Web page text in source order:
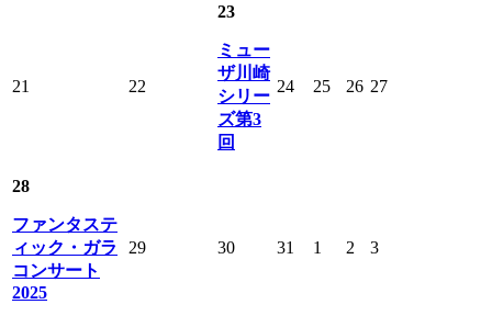
21 22
23
ミュー
ザ川崎
シリー
ズ第3
回
24 25 26 27
28
ファンタステ
ィック・ガラ
コンサート
2025
29 30 31 1 2 3